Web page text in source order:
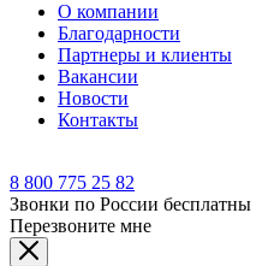
О компании
Благодарности
Партнеры и клиенты
Вакансии
Новости
Контакты
8 800 775 25 82
Звонки по России бесплатны
Перезвоните мне